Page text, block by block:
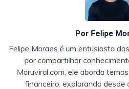
Por Felipe
Felipe Moraes é um entusiasta
por compartilhar
Moruviral.com, ele aborda
financeiro, explorando desde